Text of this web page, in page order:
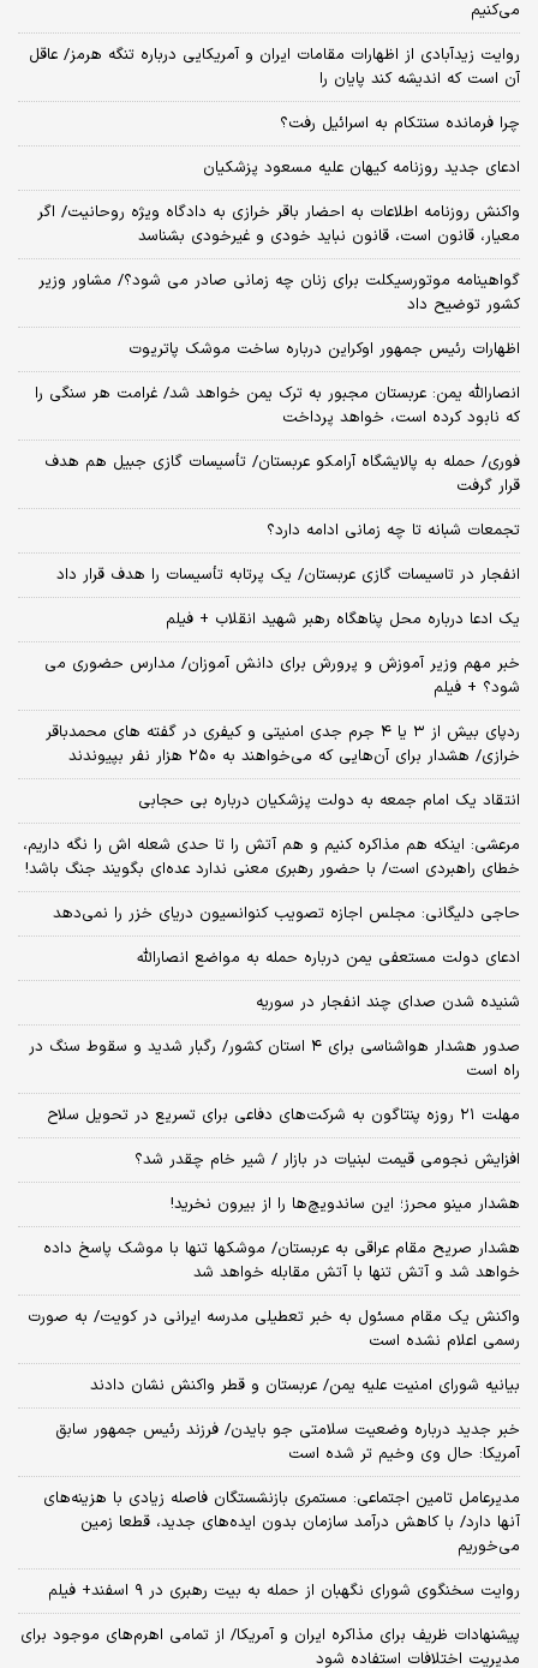
می‌کنیم
روایت زیدآبادی از اظهارات مقامات ایران و آمریکایی درباره تنگه هرمز/ عاقل
آن است که اندیشه کند پایان را
چرا فرمانده سنتکام به اسرائیل رفت؟
ادعای جدید روزنامه کیهان علیه مسعود پزشکیان
واکنش روزنامه اطلاعات به احضار باقر خرازی به دادگاه ویژه روحانیت/ اگر
معیار، قانون است، قانون نباید خودی و غیرخودی بشناسد
گواهینامه موتورسیکلت برای زنان چه زمانی صادر می شود؟/ مشاور وزیر
کشور توضیح داد
اظهارات رئیس جمهور اوکراین درباره ساخت موشک پاتریوت
انصارالله یمن: عربستان مجبور به ترک یمن خواهد شد/ غرامت هر سنگی را
که نابود کرده است، خواهد پرداخت
فوری/ حمله به پالایشگاه آرامکو عربستان/ تأسیسات گازی جبیل هم هدف
قرار گرفت
تجمعات شبانه تا چه زمانی ادامه دارد؟
انفجار در تاسیسات گازی عربستان/ یک پرتابه تأسیسات را هدف قرار داد
یک ادعا درباره محل پناهگاه‌ رهبر شهید انقلاب + فیلم
خبر مهم وزیر آموزش و پرورش برای دانش آموزان/ مدارس حضوری می
شود؟ + فیلم
ردپای بیش از ۳ یا ۴ جرم جدی امنیتی و کیفری در گفته های محمدباقر
خرازی/ هشدار برای آن‌هایی که می‌خواهند به ۲۵۰ هزار نفر بپیوندند
انتقاد یک امام جمعه به دولت پزشکیان درباره بی حجابی
مرعشی: اینکه هم مذاکره کنیم و هم آتش را تا حدی شعله اش را نگه داریم،
خطای راهبردی است/ با حضور رهبری معنی ندارد عده‌ای بگویند جنگ باشد!
حاجی دلیگانی: مجلس اجازه تصویب کنوانسیون دریای خزر را نمی‌دهد
ادعای دولت مستعفی یمن درباره حمله به مواضع انصارالله
شنیده شدن صدای چند انفجار در سوریه
صدور هشدار هواشناسی برای ۴ استان کشور/ رگبار شدید و سقوط سنگ در
راه است
مهلت ۲۱ روزه پنتاگون به شرکت‌های دفاعی برای تسریع در تحویل سلاح
افزایش نجومی قیمت لبنیات در بازار / شیر خام چقدر شد؟
هشدار مینو محرز؛ این ساندویچ‌ها را از بیرون نخرید!
هشدار صریح مقام عراقی به عربستان/ موشکها تنها با موشک پاسخ داده
خواهد شد و آتش تنها با آتش مقابله خواهد شد
واکنش یک مقام مسئول به خبر تعطیلی مدرسه ایرانی در کویت/ به صورت
رسمی اعلام نشده است
بیانیه شورای امنیت علیه یمن/ عربستان و قطر واکنش نشان دادند
خبر جدید درباره وضعیت سلامتی جو بایدن/ فرزند رئیس جمهور سابق
آمریکا: حال وی وخیم تر شده است
مدیرعامل تامین اجتماعی: مستمری بازنشستگان فاصله زیادی با هزینه‌های
آنها دارد/ با کاهش درآمد سازمان بدون ایده‌های جدید، قطعا زمین
می‌خوریم
روایت سخنگوی شورای نگهبان از حمله به بیت رهبری در ۹ اسفند+ فیلم
پیشنهادات ظریف برای مذاکره ایران و آمریکا/ از تمامی اهرم‌های موجود برای
مدیریت اختلافات استفاده شود